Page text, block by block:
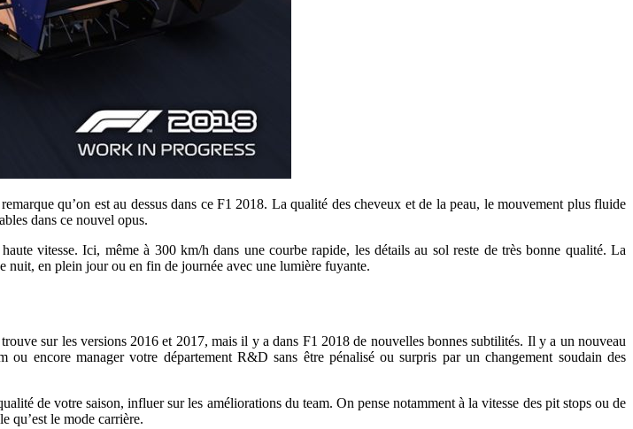
qu’on est au dessus dans ce F1 2018. La qualité des cheveux et de la peau, le mouvement plus fluide
dans ce nouvel opus.
vitesse. Ici, même à 300 km/h dans une courbe rapide, les détails au sol reste de très bonne qualité. La
nuit, en plein jour ou en fin de journée avec une lumière fuyante.
sur les versions 2016 et 2017, mais il y a dans F1 2018 de nouvelles bonnes subtilités. Il y a un nouveau
encore manager votre département R&D sans être pénalisé ou surpris par un changement soudain des
de votre saison, influer sur les améliorations du team. On pense notamment à la vitesse des pit stops ou de
qu’est le mode carrière.